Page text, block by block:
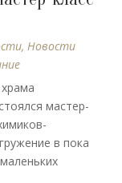
,Новости
мастер-
в пока